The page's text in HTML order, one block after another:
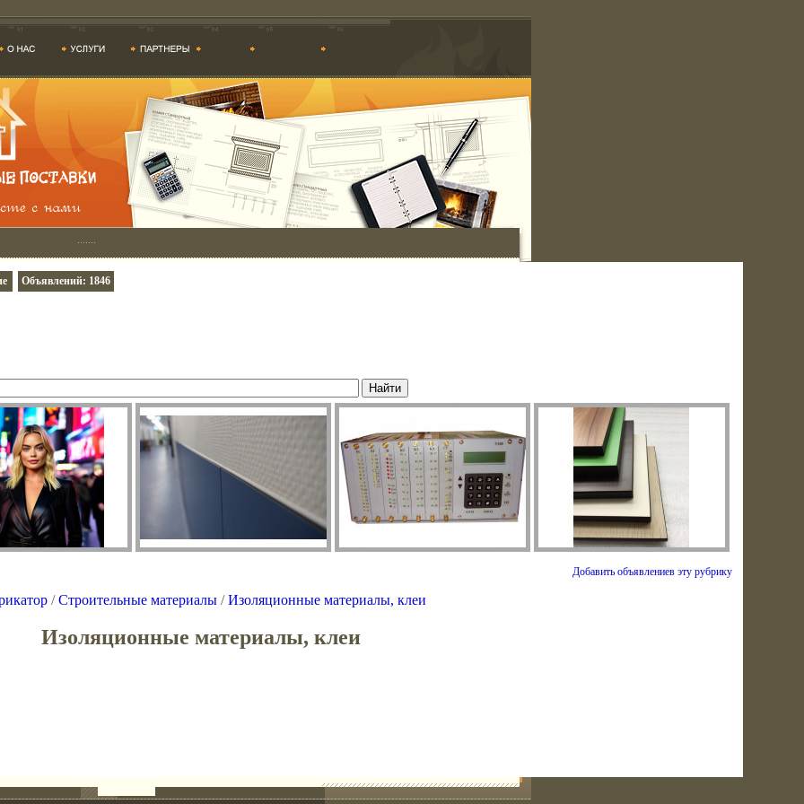
Объявлений: 1846
Добавить объявлениев эту рубрику
/Строительные материалы /Изоляционные материалы, клеи
Изоляционные материалы, клеи